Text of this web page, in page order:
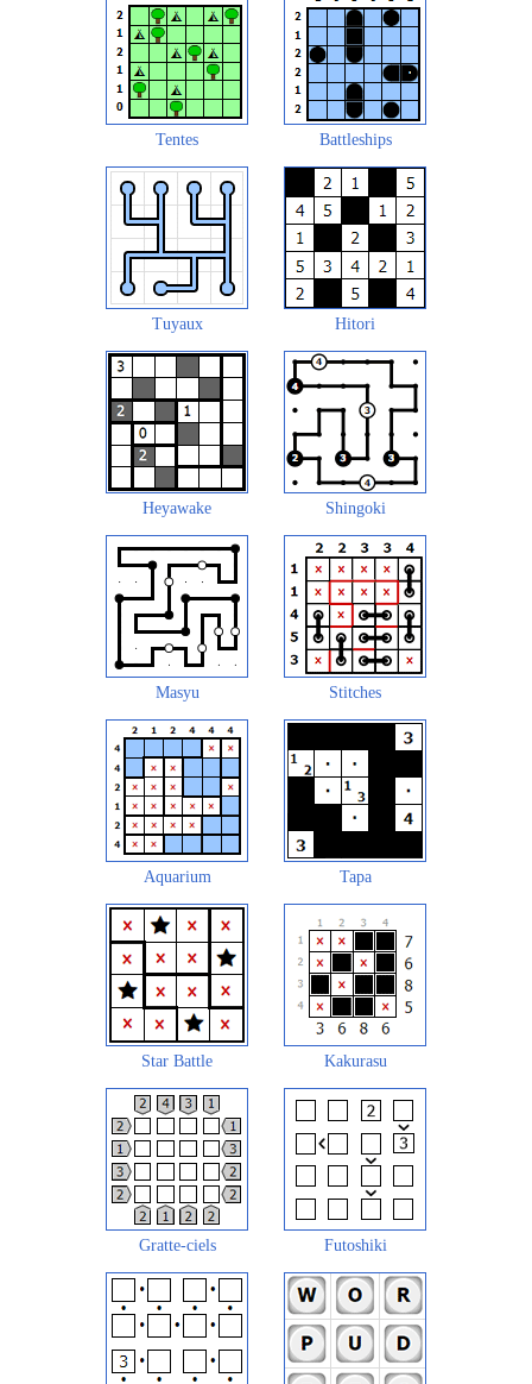
Tentes Battleships
Tuyaux Hitori
Heyawake Shingoki
Masyu Stitches
Aquarium Tapa
Star Battle Kakurasu
Gratte-ciels Futoshiki